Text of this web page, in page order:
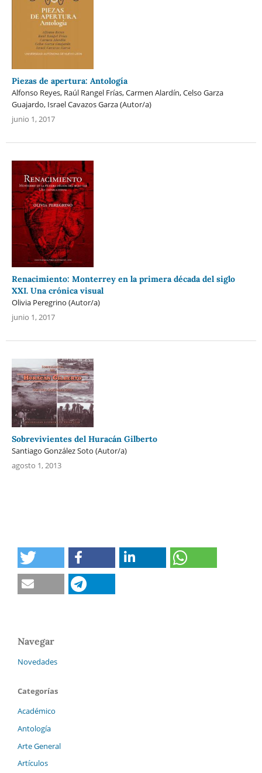
Piezas de apertura: Antología
Alfonso Reyes, Raúl Rangel Frías, Carmen Alardín, Celso Garza
Guajardo, Israel Cavazos Garza (Autor/a)
junio 1, 2017
Renacimiento: Monterrey en la primera década del siglo
XXI. Una crónica visual
Olivia Peregrino (Autor/a)
junio 1, 2017
Sobrevivientes del Huracán Gilberto
Santiago González Soto (Autor/a)
agosto 1, 2013
Navegar
Novedades
Categorías
Académico
Antología
Arte General
Artículos